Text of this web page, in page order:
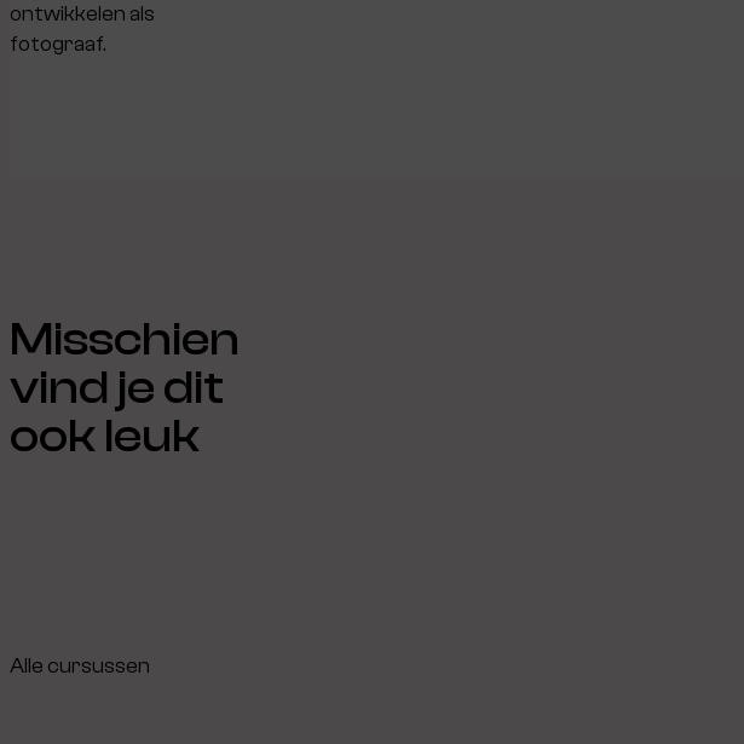
ontwikkelen als
fotograaf.
Misschien
vind je dit
ook leuk
Alle cursussen